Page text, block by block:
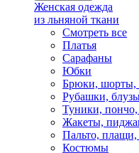
Женская одежда
из льняной ткани
Смотреть все
Платья
Сарафаны
Юбки
Брюки, шорты,
Рубашки,
Туники,
Жакеты,
Пальто,
Костюмы